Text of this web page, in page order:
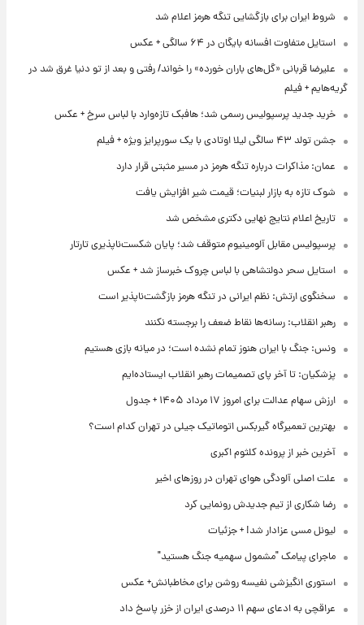
شروط ایران برای بازگشایی تنگه هرمز اعلام شد
استایل متفاوت افسانه بایگان در ۶۴ سالگی + عکس
علیرضا قربانی «گل‌های باران خورده» را خواند/ رفتی و بعد از تو دنیا غرق شد در
گریه‌هایم + فیلم
خرید جدید پرسپولیس رسمی شد؛ هافبک تازه‌وارد با لباس سرخ + عکس
جشن تولد ۴۳ سالگی لیلا اوتادی با یک سورپرایز ویژه + فیلم
عمان: مذاکرات درباره تنگه هرمز در مسیر مثبتی قرار دارد
شوک تازه به بازار لبنیات؛ قیمت شیر افزایش یافت
تاریخ اعلام نتایج نهایی دکتری مشخص شد
پرسپولیس مقابل آلومینیوم متوقف شد؛ پایان شکست‌ناپذیری تارتار
استایل سحر دولتشاهی با لباس چروک خبرساز شد + عکس
سخنگوی ارتش: نظم ایرانی در تنگه هرمز بازگشت‌ناپذیر است
رهبر انقلاب: رسانه‌ها نقاط ضعف را برجسته نکنند
ونس: جنگ با ایران هنوز تمام نشده است؛ در میانه بازی هستیم
پزشکیان: تا آخر پای تصمیمات رهبر انقلاب ایستاده‌ایم
ارزش سهام عدالت برای امروز ۱۷ مرداد ۱۴۰۵ + جدول
بهترین تعمیرگاه گیربکس اتوماتیک جیلی در تهران کدام است؟
آخرین خبر از پرونده کلثوم اکبری
علت اصلی آلودگی هوای تهران در روزهای اخیر
رضا شکاری از تیم جدیدش رونمایی کرد
لیونل مسی عزادار شد! + جزئیات
ماجرای پیامک "مشمول سهمیه جنگ هستید"
استوری انگیزشی نفیسه روشن برای مخاطبانش+ عکس
عراقچی به ادعای سهم ۱۱ درصدی ایران از خزر پاسخ داد